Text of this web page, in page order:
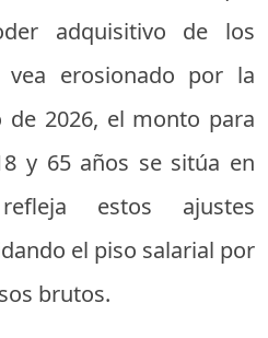
adquisitivo de los
erosionado por la
de 2026, el monto para
y 65 años se sitúa en
estos ajustes
el piso salarial por
brutos.